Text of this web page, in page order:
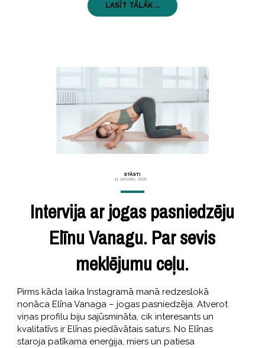
LASĪT TĀLĀK ...
STĀSTI
11 Janvāris, 2021
Intervija ar jogas pasniedzēju
Elīnu Vanagu. Par sevis
meklējumu ceļu.
Pirms kāda laika Instagramā manā redzeslokā
nonāca Elīna Vanaga – jogas pasniedzēja. Atverot
viņas profilu biju sajūsmināta, cik interesants un
kvalitatīvs ir Elīnas piedāvātais saturs. No Elīnas
staroja patīkama enerģija, miers un patiesa